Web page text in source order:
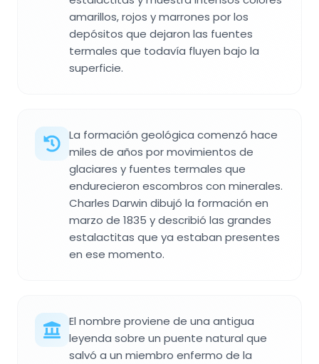
amarillos, rojos y marrones por los
depósitos que dejaron las fuentes
termales que todavía fluyen bajo la
superficie.
La formación geológica comenzó hace
miles de años por movimientos de
glaciares y fuentes termales que
endurecieron escombros con minerales.
Charles Darwin dibujó la formación en
marzo de 1835 y describió las grandes
estalactitas que ya estaban presentes
en ese momento.
El nombre proviene de una antigua
leyenda sobre un puente natural que
salvó a un miembro enfermo de la